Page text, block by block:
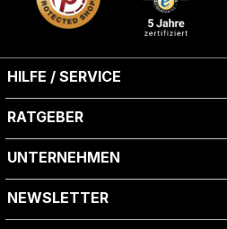
HILFE / SERVICE
RATGEBER
UNTERNEHMEN
NEWSLETTER